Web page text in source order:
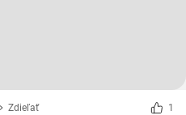
Zdieľať 1